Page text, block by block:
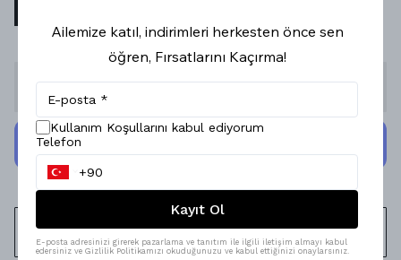
Stoğa Gelince Haber Ver
WHATSAPP
Ailemize katıl, indirimleri herkesten önce sen
öğren, Fırsatlarını Kaçırma!
Kullanım Koşullarını kabul ediyorum
Telefon
Kayıt Ol
E-posta adresinizi girerek pazarlama ve tanıtım ile ilgili iletişim almayı kabul
edersiniz ve Gizlilik Politikamızı okuduğunuzu ve kabul ettiğinizi onaylarsınız.